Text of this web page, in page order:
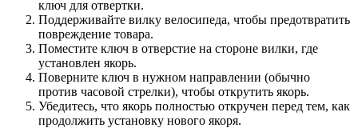
ключ для отвертки.
Поддерживайте вилку велосипеда, чтобы предотвратить
повреждение товара.
Поместите ключ в отверстие на стороне вилки, где
установлен якорь.
Поверните ключ в нужном направлении (обычно
против часовой стрелки), чтобы открутить якорь.
Убедитесь, что якорь полностью откручен перед тем, как
продолжить установку нового якоря.